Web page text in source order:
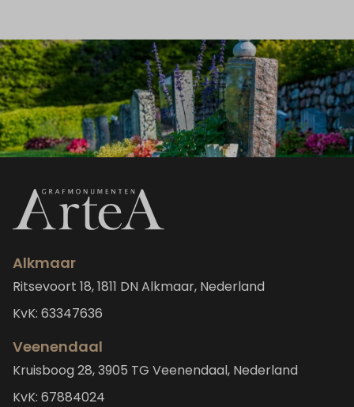
Alkmaar
Ritsevoort 18, 1811 DN Alkmaar, Nederland
KvK: 63347636
Veenendaal
Kruisboog 28, 3905 TG Veenendaal, Nederland
KvK: 67884024